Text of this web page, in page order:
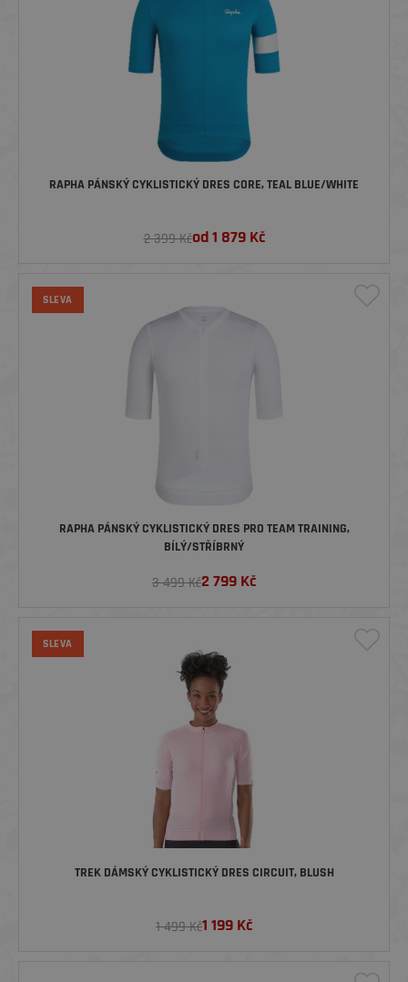
RAPHA PÁNSKÝ CYKLISTICKÝ DRES CORE, TEAL BLUE/WHITE
2 399 Kčod1 879Kč
SLEVA
RAPHA PÁNSKÝ CYKLISTICKÝ DRES PRO TEAM TRAINING,
BÍLÝ/STŘÍBRNÝ
3 499 Kč2 799 Kč
SLEVA
TREK DÁMSKÝ CYKLISTICKÝ DRES CIRCUIT, BLUSH
1 499 Kč1 199 Kč